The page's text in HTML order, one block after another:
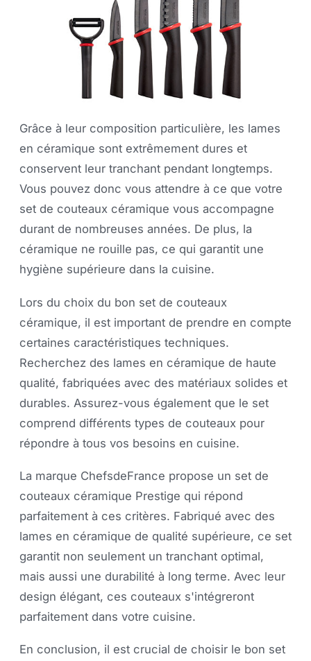
Grâce à leur composition particulière, les lames
en céramique sont extrêmement dures et
conservent leur tranchant pendant longtemps.
Vous pouvez donc vous attendre à ce que votre
set de couteaux céramique vous accompagne
durant de nombreuses années. De plus, la
céramique ne rouille pas, ce qui garantit une
hygiène supérieure dans la cuisine.
Lors du choix du bon set de couteaux
céramique, il est important de prendre en compte
certaines caractéristiques techniques.
Recherchez des lames en céramique de haute
qualité, fabriquées avec des matériaux solides et
durables. Assurez-vous également que le set
comprend différents types de couteaux pour
répondre à tous vos besoins en cuisine.
La marque ChefsdeFrance propose un set de
couteaux céramique Prestige qui répond
parfaitement à ces critères. Fabriqué avec des
lames en céramique de qualité supérieure, ce set
garantit non seulement un tranchant optimal,
mais aussi une durabilité à long terme. Avec leur
design élégant, ces couteaux s'intégreront
parfaitement dans votre cuisine.
En conclusion, il est crucial de choisir le bon set